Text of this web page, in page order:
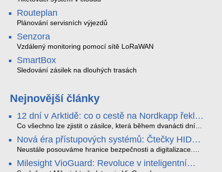
Routeplan
Plánování servisních výjezdů
Senzora
Vzdálený monitoring pomocí sítě LoRaWAN
SmartBox
Sledování zásilek na dlouhých trasách
Nejnovější články
12 dní v Arktidě: co o cestě na Nordkapp řekla
data ze SMARTBOX 2 MAX
Co všechno lze zjistit o zásilce, která během dvanácti dní
projede Arktidou? SMARTBOX 2 MAX jsme vzali na trasu z
Tromsø přes Lofoty, Kirunu a finské Laponsko až na
Nordkapp. Bez jediného dobití, v mrazu až −13 °C a mimo
otřesy i náklon. Výsledkem není jen čára na mapě, ale
Nová éra přístupových systémů: Čtečky HID
Signo
Neustále posouváme hranice bezpečnosti a digitalizace.
v oblasti kontroly přístupu – moderní a vysoce univerzální
Milesight VioGuard: Revoluce v inteligentní